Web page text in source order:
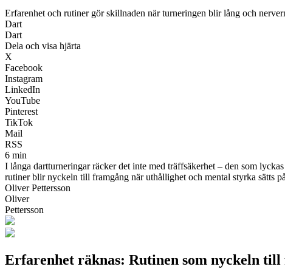
Erfarenhet och rutiner gör skillnaden när turneringen blir lång och
Dart
Dart
Dela och visa hjärta
X
Facebook
Instagram
LinkedIn
YouTube
Pinterest
TikTok
Mail
RSS
6 min
I långa dartturneringar räcker det inte med träffsäkerhet – den som
rutiner blir nyckeln till framgång när uthållighet och mental styrka sätts
Oliver Pettersson
Oliver
Pettersson
Erfarenhet räknas: Rutinen som nyckeln